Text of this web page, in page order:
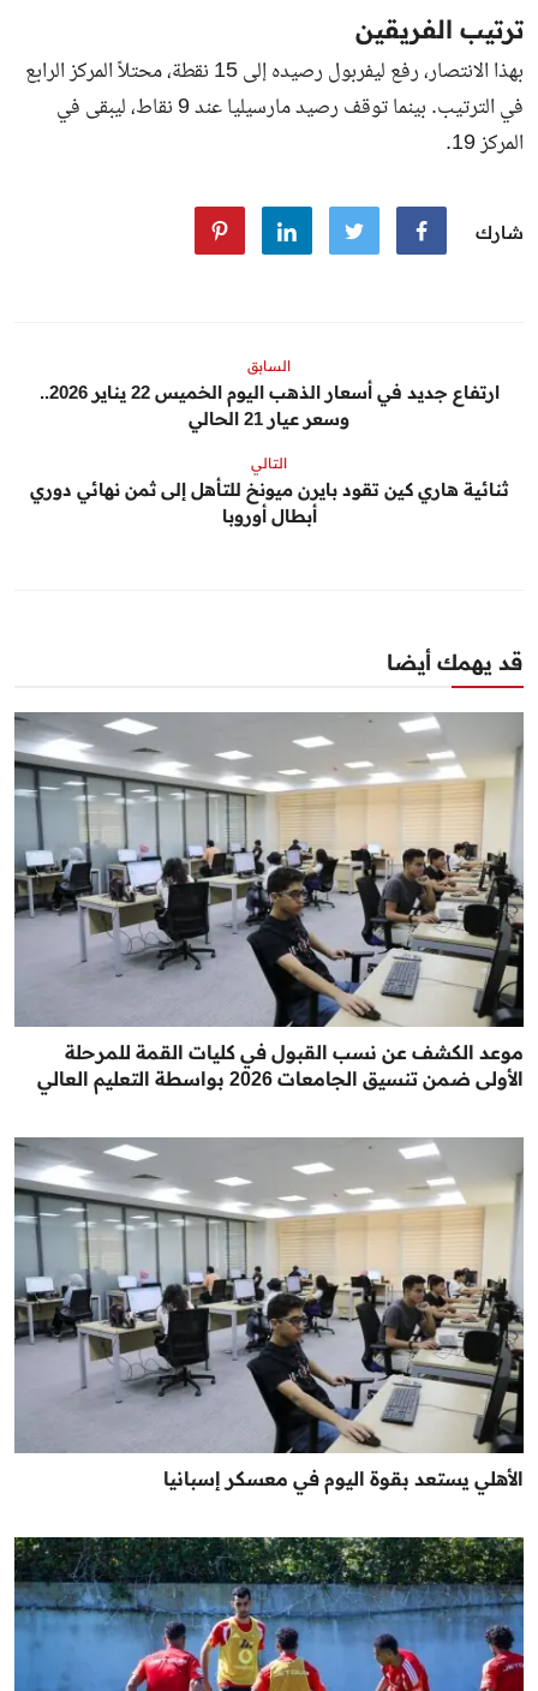
ترتيب الفريقين
بهذا الانتصار، رفع ليفربول رصيده إلى 15 نقطة، محتلاً المركز الرابع
في الترتيب. بينما توقف رصيد مارسيليا عند 9 نقاط، ليبقى في
المركز 19.
شارك
السابق
ارتفاع جديد في أسعار الذهب اليوم الخميس 22 يناير 2026..
وسعر عيار 21 الحالي
التالي
ثنائية هاري كين تقود بايرن ميونخ للتأهل إلى ثمن نهائي دوري
أبطال أوروبا
قد يهمك أيضا
موعد الكشف عن نسب القبول في كليات القمة للمرحلة
الأولى ضمن تنسيق الجامعات 2026 بواسطة التعليم العالي
الأهلي يستعد بقوة اليوم في معسكر إسبانيا